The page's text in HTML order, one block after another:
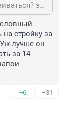
а кто мешал русским на работу устраиваться? зарплату никто не повысит - не на что
на стройку за
Уж лучше он
за 14
+6 –31